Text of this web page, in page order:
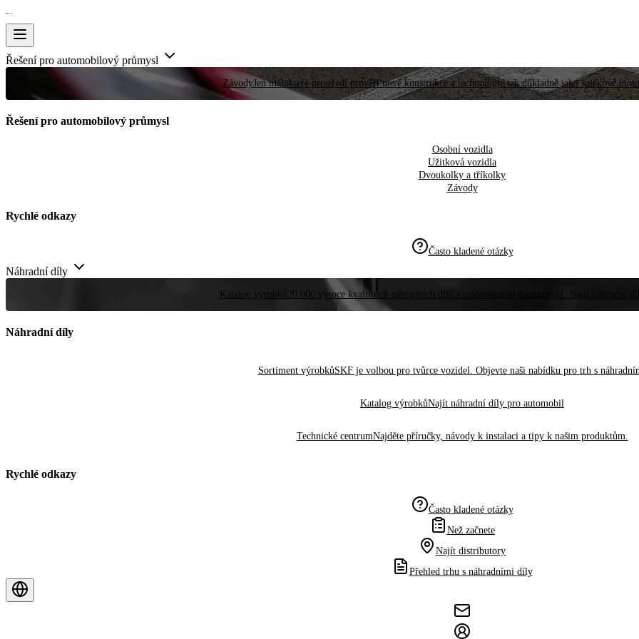
Řešení pro automobilový průmysl
ZávodyJen málokteré prostředí prověří nové konstrukce a technologie tak důkladně jako špičkové
Řešení pro automobilový průmysl
Osobní vozidla
Užitková vozidla
Dvoukolky a tříkolky
Závody
Rychlé odkazy
Často kladené otázky
Náhradní díly
Katalog výrobků20 000 vysoce kvalitních náhradních dílů s celosvětovou dostupností. Najít náhradní
Náhradní díly
Sortiment výrobkůSKF je volbou pro tvůrce vozidel. Objevte naši nabídku pro trh s
Katalog výrobkůNajít náhradní díly pro automobil
Technické centrumNajděte příručky, návody k instalaci a tipy k našim produktům.
Rychlé odkazy
Často kladené otázky
Než začnete
Najít distributory
Přehled trhu s náhradními díly